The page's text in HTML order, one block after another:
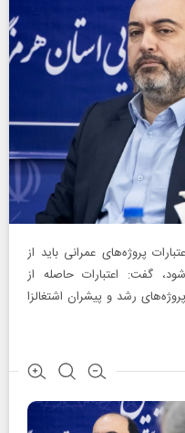
پروژه‌های عمرانی باید از
گفت: اعتبارات حاصله از
رشد و پیشران اشتغالزا